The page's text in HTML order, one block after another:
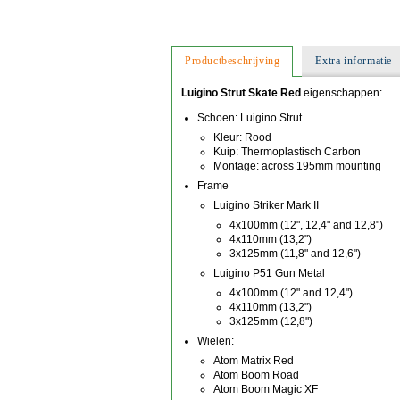
Productbeschrijving Extra informatie
Luigino Strut Skate Red eigenschappen:
Schoen: Luigino Strut
Kleur: Rood
Kuip: Thermoplastisch Carbon
Montage: across 195mm mounting
Frame
Luigino Striker Mark II
4x100mm (12", 12,4" and 12,8")
4x110mm (13,2")
3x125mm (11,8" and 12,6")
Luigino P51 Gun Metal
4x100mm (12" and 12,4")
4x110mm (13,2")
3x125mm (12,8")
Wielen:
Atom Matrix Red
Atom Boom Road
Atom Boom Magic XF